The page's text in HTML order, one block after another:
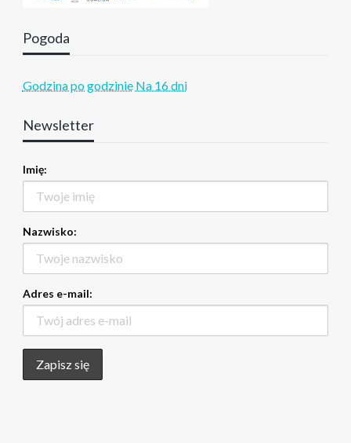
Pogoda
Godzina po godzinie Na 16 dni
Newsletter
Imię:
Nazwisko:
Adres e-mail: